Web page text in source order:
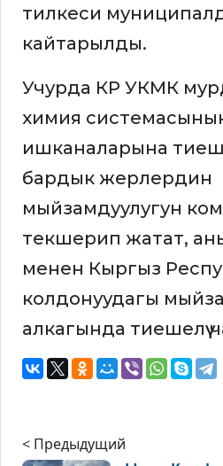
тилкеси
кайтарылды.
Учурда КР УКМК
химия
ишканаларына
бардык жерлердин
мыйзамдуулугун
текшерип жатат,
менен Кыргыз
колдонуудагы
алкагында тиешелүү
< Предыдущий